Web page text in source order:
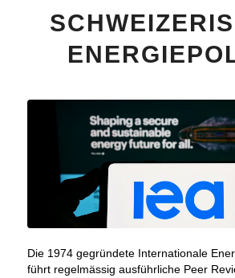
Die 1974 gegründete Internationale
führt regelmässig ausführliche Peer